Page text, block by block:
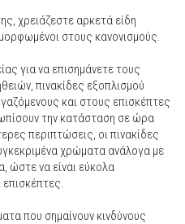
χρειάζεστε αρκετά είδη
στους κανονισμούς.
για να επισημάνετε τους
πινακίδες εξοπλισμού
και στους επισκέπτες
την κατάσταση σε ώρα
περιπτώσεις, οι πινακίδες
χρώματα ανάλογα με
ώστε να είναι εύκολα
επισκέπτες.
που σημαίνουν κινδύνους